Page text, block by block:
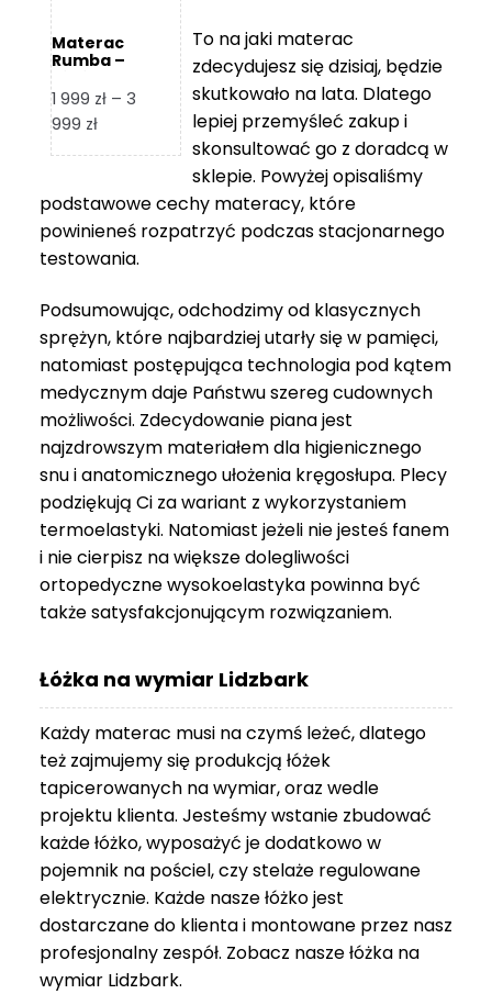
Materac
Rumba –
1 999 zł – 3
999 złZakres
1
999 zł
do
To na jaki materac
zdecydujesz się dzisiaj, będzie
skutkowało na lata. Dlatego
lepiej przemyśleć zakup i
skonsultować go z doradcą w
sklepie. Powyżej opisaliśmy
podstawowe cechy materacy, które
powinieneś rozpatrzyć podczas stacjonarnego
testowania.
Podsumowując, odchodzimy od klasycznych
sprężyn, które najbardziej utarły się w pamięci,
natomiast postępująca technologia pod kątem
medycznym daje Państwu szereg cudownych
możliwości. Zdecydowanie piana jest
najzdrowszym materiałem dla higienicznego
snu i anatomicznego ułożenia kręgosłupa. Plecy
podziękują Ci za wariant z wykorzystaniem
termoelastyki. Natomiast jeżeli nie jesteś fanem
i nie cierpisz na większe dolegliwości
ortopedyczne wysokoelastyka powinna być
także satysfakcjonującym rozwiązaniem.
Łóżka na wymiar Lidzbark
Każdy materac musi na czymś leżeć, dlatego
też zajmujemy się produkcją łóżek
tapicerowanych na wymiar, oraz wedle
projektu klienta. Jesteśmy wstanie zbudować
każde łóżko, wyposażyć je dodatkowo w
pojemnik na pościel, czy stelaże regulowane
elektrycznie. Każde nasze łóżko jest
dostarczane do klienta i montowane przez nasz
profesjonalny zespół. Zobacz naszełóżka na
wymiar Lidzbark.